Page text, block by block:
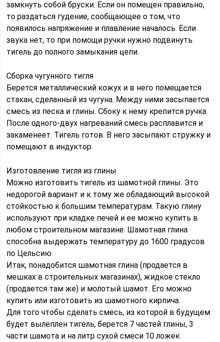
замкнуть собой бруски. Если он помещен правильно,
то раздаться гудение, сообщающее о том, что
появилось напряжение и плавление началось. Если
звука нет, то при помощи ручки нужно подвинуть
тигель до полного замыкания цепи.
Сборка чугунного тигля
Берется металлический кожух и в него помещается
стакан, сделанный из чугуна. Между ними засыпается
смесь из песка и глины. Сбоку к нему крепится ручка.
После одного-двух нагреваний смесь расплавится и
закаменеет. Тигель готов. В него засыпают стружку и
помещают в индуктор.
Изготовление тигля из глины
Можно изготовить тигель из шамотной глины. Это
недорогой вариант и к тому же обладающий высокой
стойкостью к большим температурам. Такую глину
используют при кладке печей и ее можно купить в
любом строительном магазине. Шамотная глина
способна выдержать температуру до 1600 градусов
по Цельсию.
Итак, понадобится шамотная глина (продается в
мешках в строительных магазинах), жидкое стекло
(продается там же) и молотый шамот. Его можно
купить или изготовить из шамотного кирпича.
Для того чтобы сделать смесь, из которой в будущем
будет вылеплен тигель, берется 7 частей глины, 3
части шамота и на литр сухой смеси 10 ложек